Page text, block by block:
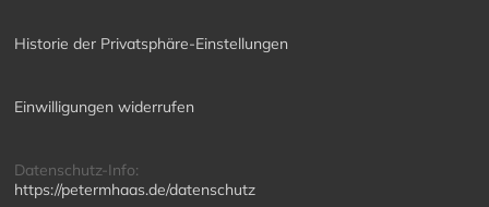
Historie der Privatsphäre-Einstellungen
Einwilligungen widerrufen
Datenschutz-Info:
https://petermhaas.de/datenschutz